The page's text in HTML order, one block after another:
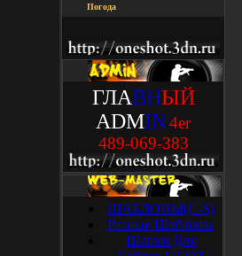
Погода
ГЛАВНЫЙ
ADMIN'4er
489-069-383
ШАБЛОНЫ(C-S)
Разные Шаблоны
Шапки Для